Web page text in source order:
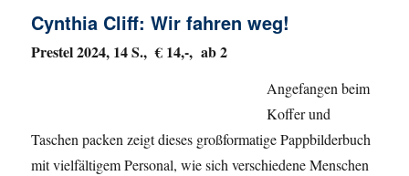
Cynthia Cliff: Wir fahren weg!
Prestel 2024, 14 S., € 14,-, ab 2
Angefangen beim
Koffer und
Taschen packen zeigt dieses großformatige Pappbilderbuch
mit vielfältigem Personal, wie sich verschiedene Menschen